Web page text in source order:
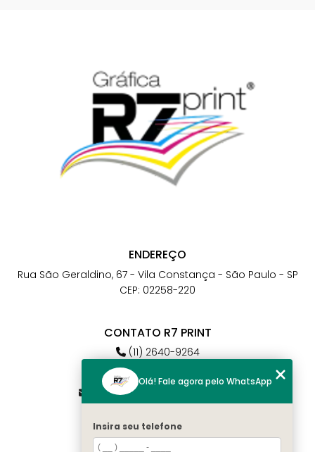
ENDEREÇO
Rua São Geraldino, 67 - Vila Constança - São Paulo - SP
CEP: 02258-220
CONTATO R7 PRINT
(11) 2640-9264
(11) 98784-6664
atendimento@r7print.com.br
MENU
Olá! Fale agora pelo WhatsApp
Insira seu telefone